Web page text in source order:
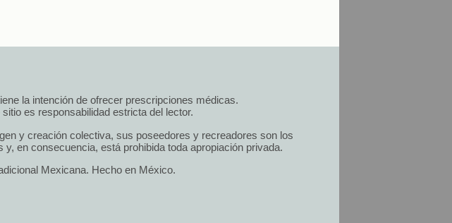
la intención de ofrecer prescripciones médicas.
es responsabilidad estricta del lector.
y creación colectiva, sus poseedores y recreadores son los
en consecuencia, está prohibida toda apropiación privada.
Mexicana. Hecho en México.